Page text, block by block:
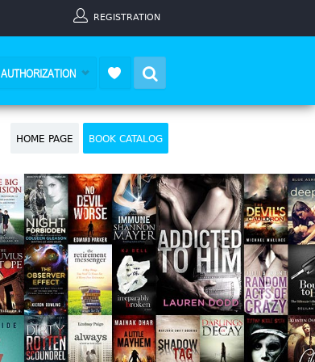
REGISTRATION
AUTHORIZATION
HOME PAGE BOOK CATALOG